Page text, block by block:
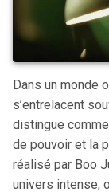
Dans un monde
s’entrelacent
distingue
de pouvoir et la
réalisé par Boo
univers intense,